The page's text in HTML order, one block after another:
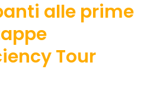
alle prime
Tour